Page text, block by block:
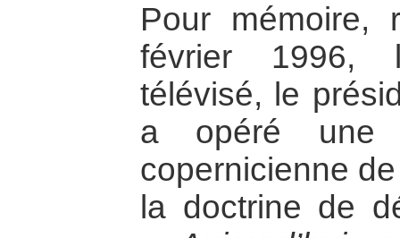
Pour mémoire,
février 1996,
télévisé, le
a opéré une
copernicienne
la doctrine de